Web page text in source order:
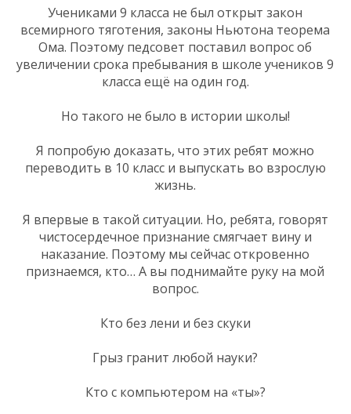
Учениками 9 класса не был открыт закон
всемирного тяготения, законы Ньютона теорема
Ома. Поэтому педсовет поставил вопрос об
увеличении срока пребывания в школе учеников 9
класса ещё на один год.
Но такого не было в истории школы!
Я попробую доказать, что этих ребят можно
переводить в 10 класс и выпускать во взрослую
жизнь.
Я впервые в такой ситуации. Но, ребята, говорят
чистосердечное признание смягчает вину и
наказание. Поэтому мы сейчас откровенно
признаемся, кто… А вы поднимайте руку на мой
вопрос.
Кто без лени и без скуки
Грыз гранит любой науки?
Кто с компьютером на «ты»?